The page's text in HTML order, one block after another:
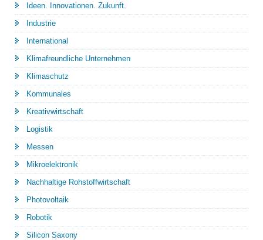
Ideen. Innovationen. Zukunft.
Industrie
International
Klimafreundliche Unternehmen
Klimaschutz
Kommunales
Kreativwirtschaft
Logistik
Messen
Mikroelektronik
Nachhaltige Rohstoffwirtschaft
Photovoltaik
Robotik
Silicon Saxony